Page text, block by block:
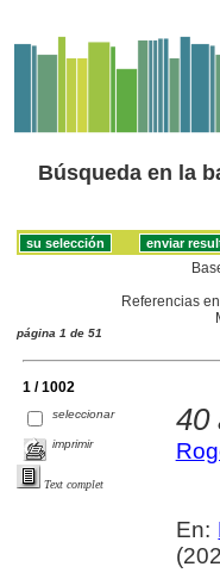
Búsqueda en la
Referencias
página 1 de 51
1 / 1002
seleccionar
imprimir
Text complet
40
En: